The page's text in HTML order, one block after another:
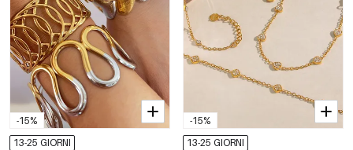
-15%
13-25 GIORNI
-15%
13-25 GIORNI